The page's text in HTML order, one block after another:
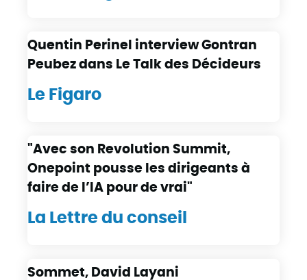
Le Figaro
Quentin Perinel interview Gontran
Peubez dans Le Talk des Décideurs
La Lettre du conseil
"Avec son Revolution Summit,
Onepoint pousse les dirigeants à
faire de l’IA pour de vrai"
Sommet, David Layani